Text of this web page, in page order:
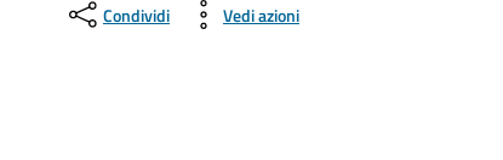
Condividi Vedi azioni